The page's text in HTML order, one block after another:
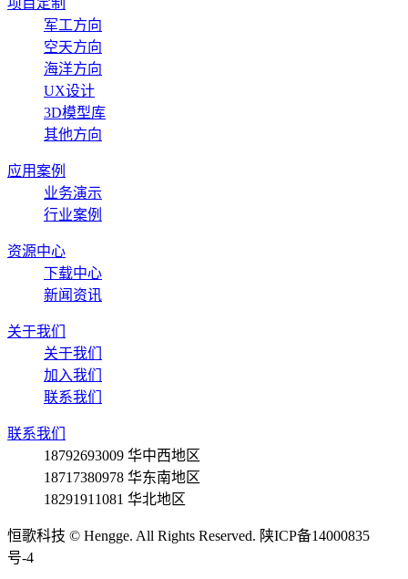
项目定制
军工方向
空天方向
海洋方向
UX设计
3D模型库
其他方向
应用案例
业务演示
行业案例
资源中心
下载中心
新闻资讯
关于我们
关于我们
加入我们
联系我们
联系我们
18792693009 华中西地区
18717380978 华东南地区
18291911081 华北地区
恒歌科技 © Hengge. All Rights Reserved. 陕ICP备14000835
号-4